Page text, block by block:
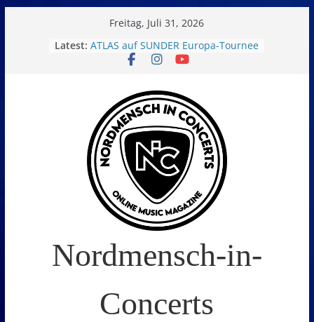
Freitag, Juli 31, 2026
Latest: ATLAS auf SUNDER Europa-Tournee
Oelde Open Air 2026
Metal und Camping in
Freißenbüttel (Ausverkauft!)
FEED THE SICKNESS im Interview
I Prevail – Violent Nature Europe
Tour
Nordmensch-in-
Concerts